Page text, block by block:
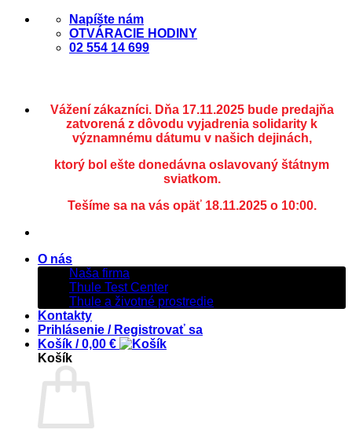
Skip
Napíšte nám
OTVÁRACIE HODINY
02 554 14 699
Vážení zákazníci. Dňa 17.11.2025 bude predajňa
zatvorená z dôvodu vyjadrenia solidarity k
významnému dátumu v našich dejinách,
ktorý bol ešte donedávna oslavovaný štátnym
sviatkom.
Tešíme sa na vás opäť 18.11.2025 o 10:00.
O nás
Naša firma
Thule Test Center
Thule a životné prostredie
Kontakty
Prihlásenie / Registrovať sa
Košík /0,00 €
Košík